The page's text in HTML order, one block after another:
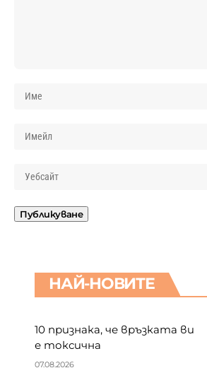
НАЙ-НОВИТЕ
10 признака, че връзката ви
е токсична
07.08.2026